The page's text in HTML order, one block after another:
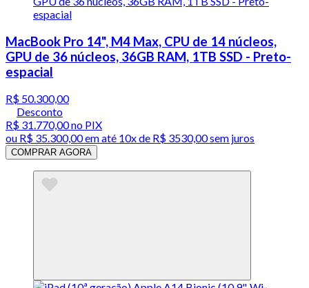
MacBook Pro 14", M4 Max, CPU de 14 núcleos,
GPU de 36 núcleos, 36GB RAM, 1TB SSD - Preto-
espacial
R$ 50.300,00
Desconto
R$ 31.770,00no PIX
ou R$ 35.300,00em até 10x de R$ 3530,00 sem juros
COMPRAR AGORA